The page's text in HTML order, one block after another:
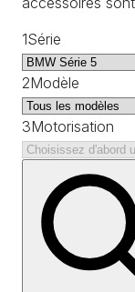
1Série
2Modèle
3Motorisation